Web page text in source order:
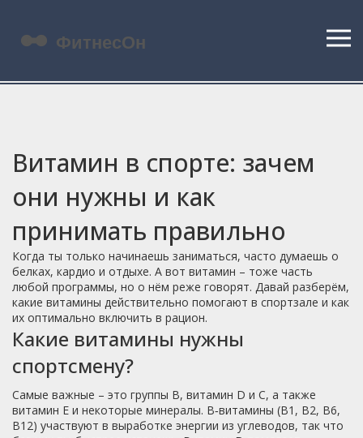
Витамин в спорте: зачем
они нужны и как
принимать правильно
Когда ты только начинаешь заниматься, часто думаешь о
белках, кардио и отдыхе. А вот витамин – тоже часть
любой программы, но о нём реже говорят. Давай разберём,
какие витамины действительно помогают в спортзале и как
их оптимально включить в рацион.
Какие витамины нужны
спортсмену?
Самые важные – это группы B, витамин D и С, а также
витамин E и некоторые минералы. B‑витамины (B1, B2, B6,
B12) участвуют в выработке энергии из углеводов, так что